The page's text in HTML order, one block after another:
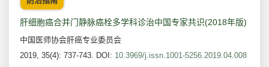
肝细胞癌合并门静脉癌栓多学科诊治中国专家共识(2018年版)
中国医师协会肝癌专业委员会
2019, 35(4): 737-743. DOI: 10.3969/j.issn.1001-5256.2019.04.008